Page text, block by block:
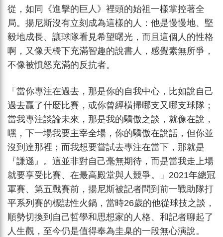
從，如同《進擊的巨人》裡頭的始祖一樣掌控著全
局。揚尼斯沒有立刻成為這樣的人：他是慢慢地、堅
毅地成長、讓球隊看見希望曙光，而且這個人的性格
啊，又像天橋下充滿智趣的說書人，感覺素無所爭，
不像被憤怒充滿的反抗者。
「當你專注在過去，那是你的自我中心，比如說自己
過去贏了什麼比賽，或你曾經橫掃哪支又哪支球隊；
當我專注談論未來，那是我的驕傲之談，就像在說，
嘿，下一場我要主宰全場，你的驕傲在說話，但你並
沒到達那裡；而我想要嘗試去專注在當下，那就是
『謙遜』。這並非對自己毫無期待，而是當我走上場
就要享受比賽、在最高殿堂與人競爭。」2021年總冠
軍賽、第五戰賽前，揚尼斯被記者問到前一戰助隊打
平系列賽的標誌性火鍋，當時26歲的他從球技之談，
順勢切換到自己哲學和思想家的人格、和記者聊起了
人生觀，至今仍是值得奉為圭臬的一段無心演說。